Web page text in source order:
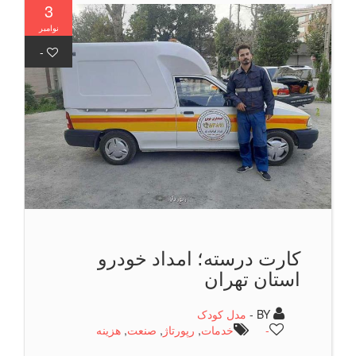
3
نوامبر
کارت درسته؛ امداد خودرو
استان تهران
مدل کودک
خدمات,رپورتاژ, صنعت,هزینه